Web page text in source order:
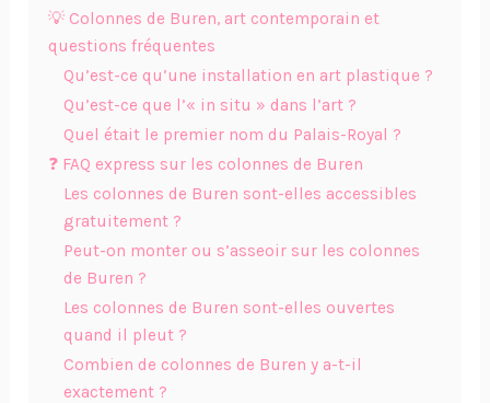
💡 Colonnes de Buren, art contemporain et
questions fréquentes
Qu’est-ce qu’une installation en art plastique ?
Qu’est-ce que l’« in situ » dans l’art ?
Quel était le premier nom du Palais-Royal ?
❓ FAQ express sur les colonnes de Buren
Les colonnes de Buren sont-elles accessibles
gratuitement ?
Peut-on monter ou s’asseoir sur les colonnes
de Buren ?
Les colonnes de Buren sont-elles ouvertes
quand il pleut ?
Combien de colonnes de Buren y a-t-il
exactement ?